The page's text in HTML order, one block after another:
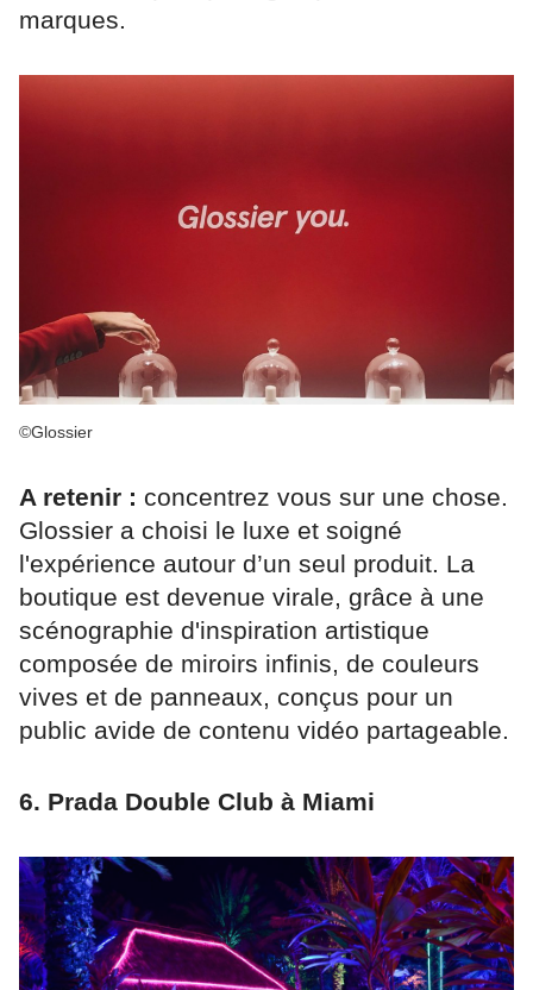
marques.
©Glossier
A retenir : concentrez vous sur une chose.
Glossier a choisi le luxe et soigné
l'expérience autour d’un seul produit. La
boutique est devenue virale, grâce à une
scénographie d'inspiration artistique
composée de miroirs infinis, de couleurs
vives et de panneaux, conçus pour un
public avide de contenu vidéo partageable.
6. Prada Double Club à Miami